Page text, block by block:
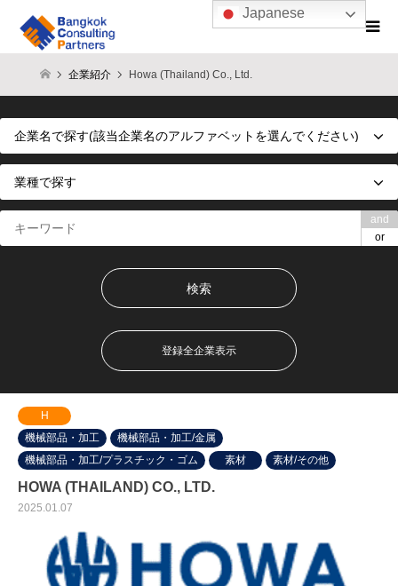
企業紹介 Howa (Thailand) Co., Ltd.
and
or
登録全企業表示
H
機械部品・加工
機械部品・加工/金属
機械部品・加工/プラスチック・ゴム
素材 素材/その他
HOWA (THAILAND) CO., LTD.
2025.01.07
Japanese